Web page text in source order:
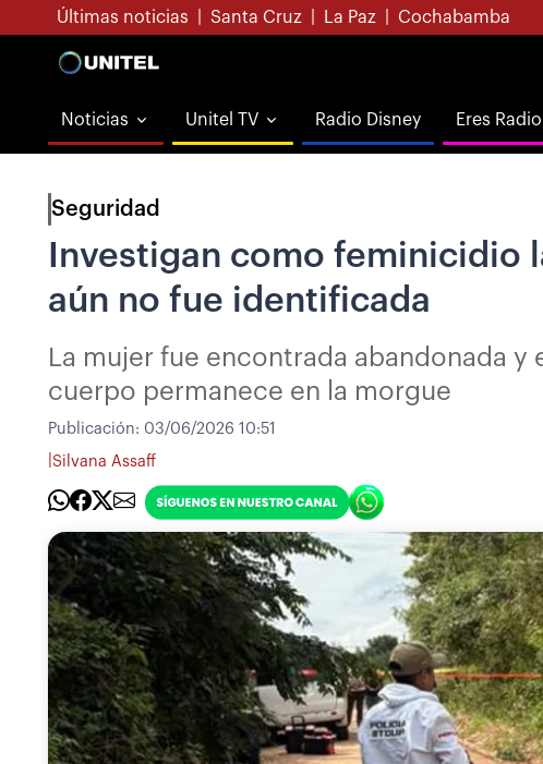
Últimas noticias Santa Cruz La Paz Cochabamba
Noticias Unitel TV Radio Disney Eres Radio
Seguridad
Investigan como feminicidio
aún no fue identificada
La mujer fue encontrada abandonada
cuerpo permanece en la morgue
Publicación: 03/06/2026 10:51
Silvana Assaff